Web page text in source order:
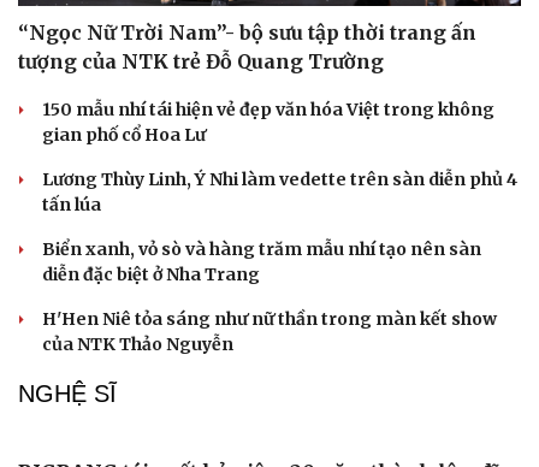
Du lịch
Tư vấn
Săn Tour
check-in
Podcast
“Ngọc Nữ Trời Nam”- bộ sưu tập thời trang ấn
tượng của NTK trẻ Đỗ Quang Trường
150 mẫu nhí tái hiện vẻ đẹp văn hóa Việt trong không
gian phố cổ Hoa Lư